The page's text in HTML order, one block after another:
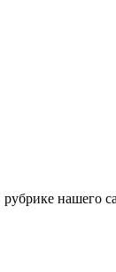
нашего